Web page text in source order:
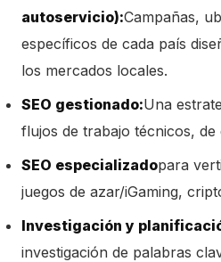
autoservicio):Campañas,
específicos de cada país
los mercados locales.
SEO gestionado:Una
flujos de trabajo técnicos,
SEO especializadopara
juegos de azar/iGaming,
Investigación y
investigación de palabras